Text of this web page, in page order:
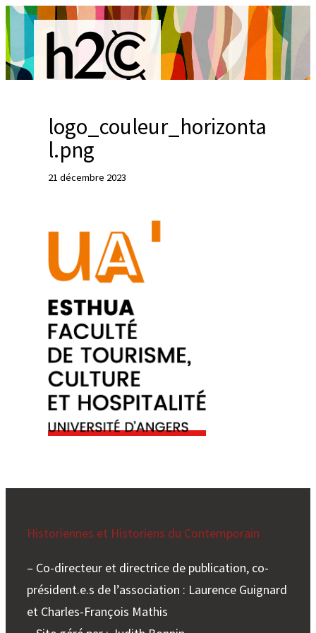
Aller
au
contenu
R
e
c
c
h
e
r
logo_couleur_horizonta
l.png
21 décembre 2023
Historiennes et Historiens du Contemporain
– Co-directeur et directrice de publication, co-
président.e.s de l’association : Laurence Guignard
et Charles-François Mathis